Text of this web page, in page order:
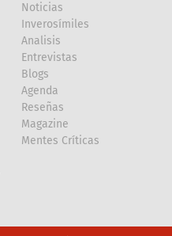
Noticias
Inverosímiles
Analisis
Entrevistas
Blogs
Agenda
Reseñas
Magazine
Mentes Críticas